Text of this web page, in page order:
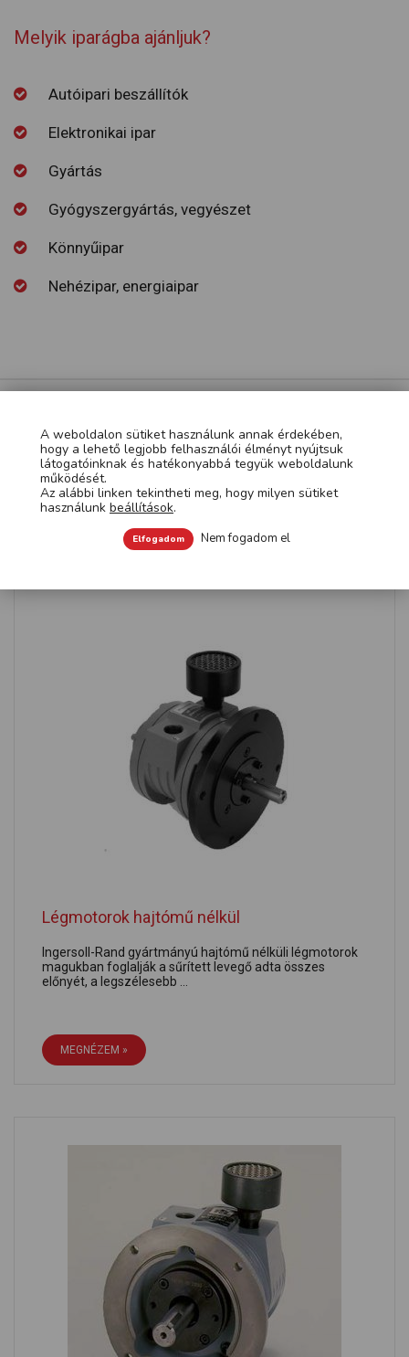
Melyik iparágba ajánljuk?
Autóipari beszállítók
Elektronikai ipar
Gyártás
Gyógyszergyártás, vegyészet
Könnyűipar
Nehézipar, energiaipar
FIGYELMÉBE
AJÁNLJUK
Légmotorok hajtómű nélkül
Ingersoll-Rand gyártmányú hajtómű nélküli légmotorok
magukban foglalják a sűrített levegő adta összes
előnyét, a legszélesebb ...
MEGNÉZEM »
A weboldalon sütiket használunk annak érdekében,
hogy a lehető legjobb felhasználói élményt nyújtsuk
látogatóinknak és hatékonyabbá tegyük weboldalunk
működését.
Az alábbi linken tekintheti meg, hogy milyen sütiket
használunk beállítások.
Elfogadom Nem fogadom el